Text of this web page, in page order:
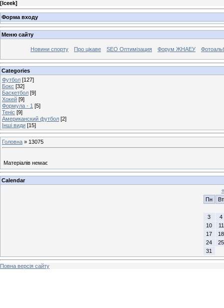
[Iceek]
Форма входу
Меню сайту
Новини спорту Про цікаве SEO Оптимізация Форум ЖНАЕУ
Categories
Футбол [127]
Бокс [32]
Баскетбол [9]
Хокей [9]
Формула - 1 [5]
Теніс [9]
Американский футбол [2]
Інші види [15]
Головна » 13075
Матеріалів немає
Calendar
«
Пн
Вт
3
4
10
11
17
18
24
25
31
Повна версія сайту